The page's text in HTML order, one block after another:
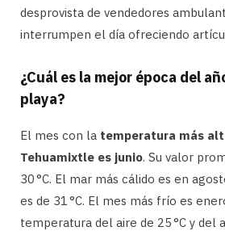
desprovista de vendedores
interrumpen el día ofreciendo
¿Cuál es la mejor época del
playa?
El mes con la temperatura más
Tehuamixtle es junio. Su valor
30 °C. El mar más cálido es en
es de 31 °C. El mes más frío es
temperatura del aire de 25 °C y del